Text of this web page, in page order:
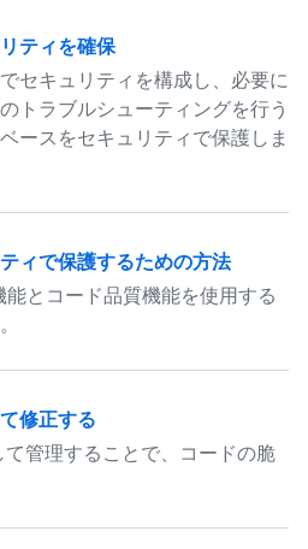
ティを確保
セキュリティを構成し、必要に
トラブルシューティングを行う
ースをセキュリティで保護しま
ィで保護するための方法
とコード品質機能を使用する
修正する
管理することで、コードの脆